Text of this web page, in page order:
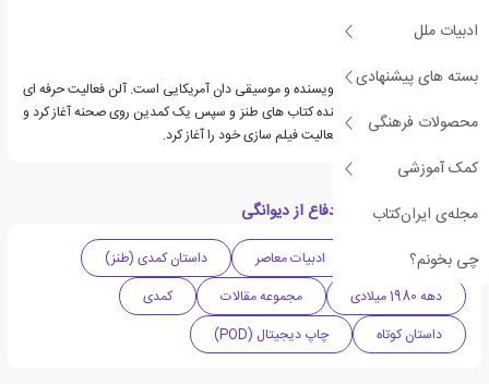
ادبیات ملل
بسته های پیشنهادی
محصولات فرهنگی
کمک آموزشی
مجله‌ی ایران‌کتاب
چی بخونم؟
کمدین، بازیگر، کارگردان، نویسنده و موسیقی دان آمریکایی است. آلن فعالیت حرفه ای
خود را به عنوان یک نویسنده کتاب های طنز و سپس یک کمدین روی صحنه آغاز کرد و
سپس در دههٔ ۶۰ میلادی فعالیت فیلم سازی خود را آغاز کرد.
دسته بندی های کتاب دفاع از دیوانگی
ادبیات آمریکا ادبیات معاصر
داستان کمدی (طنز)
دهه 1980 میلادی
مجموعه مقالات
کمدی
داستان کوتاه
چاپ دیجیتال (POD)